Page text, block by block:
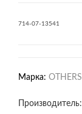
714-07-13541
Марка: OTHERS
Производитель: